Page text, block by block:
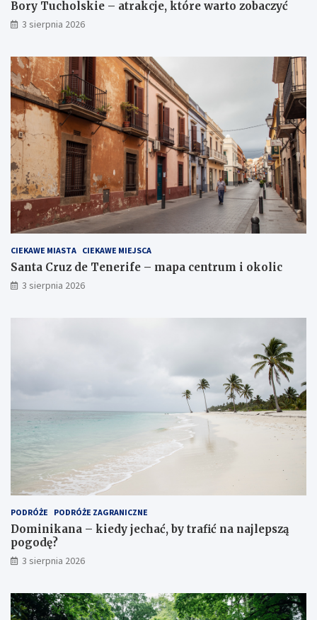
Bory Tucholskie – atrakcje, które warto zobaczyć
3 sierpnia 2026
CIEKAWE MIASTA CIEKAWE MIEJSCA
Santa Cruz de Tenerife – mapa centrum i okolic
3 sierpnia 2026
PODRÓŻE PODRÓŻE ZAGRANICZNE
Dominikana – kiedy jechać, by trafić na najlepszą
pogodę?
3 sierpnia 2026